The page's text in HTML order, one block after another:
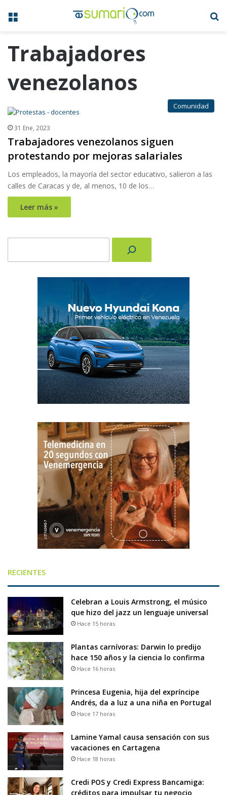
Menú
Trabajadores
venezolanos
Comunidad
31 Ene, 2023
Trabajadores venezolanos siguen
protestando por mejoras salariales
Los empleados, la mayoría del sector educativo, salieron a las
calles de Caracas y de, al menos, 10 de los…
Leer más »
RECIENTES
Celebran a Louis Armstrong, el músico
que hizo del jazz un lenguaje universal
Hace 15 horas
Plantas carnívoras: Darwin lo predijo
hace 150 años y la ciencia lo confirma
Hace 16 horas
Princesa Eugenia, hija del expríncipe
Andrés, da a luz a una niña en Portugal
Hace 17 horas
Lamine Yamal causa sensación con sus
vacaciones en Cartagena
Hace 18 horas
Credi POS y Credi Express Bancamiga:
créditos para impulsar tu negocio